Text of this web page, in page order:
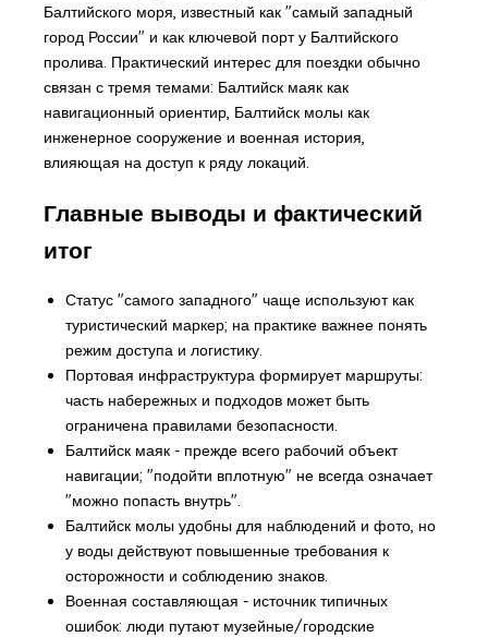
Балтийского моря, известный как "самый западный
город России" и как ключевой порт у Балтийского
пролива. Практический интерес для поездки обычно
связан с тремя темами: Балтийск маяк как
навигационный ориентир, Балтийск молы как
инженерное сооружение и военная история,
влияющая на доступ к ряду локаций.
Главные выводы и фактический
итог
Статус "самого западного" чаще используют как
туристический маркер; на практике важнее понять
режим доступа и логистику.
Портовая инфраструктура формирует маршруты:
часть набережных и подходов может быть
ограничена правилами безопасности.
Балтийск маяк - прежде всего рабочий объект
навигации; "подойти вплотную" не всегда означает
"можно попасть внутрь".
Балтийск молы удобны для наблюдений и фото, но
у воды действуют повышенные требования к
осторожности и соблюдению знаков.
Военная составляющая - источник типичных
ошибок: люди путают музейные/городские